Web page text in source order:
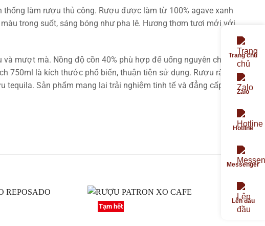
làm rượu thủ công. Rượu được làm từ 100% agave xanh
trong suốt, sáng bóng như pha lê. Hương thơm tươi mới với
mượt mà. Nồng độ cồn 40% phù hợp để uống nguyên chất
750ml là kích thước phổ biến, thuận tiện sử dụng. Rượu rất
Sản phẩm mang lại trải nghiệm tinh tế và đẳng cấp
Tạm hết
Trang chủ
Zalo
Hotline
Messenger
Lên đầu